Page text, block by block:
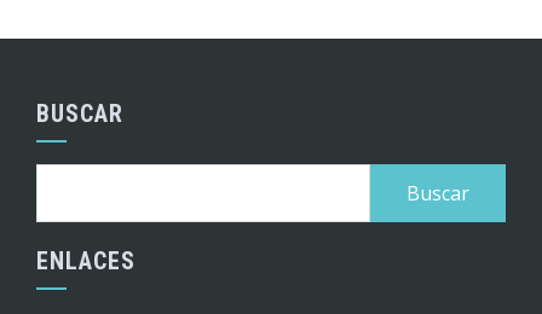
BUSCAR
ENLACES